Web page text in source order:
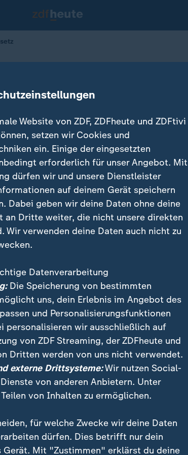
des Gleichbehandlungsgesetzes
ZDFheute Update
Website von ZDF, ZDFheute und ZDFtivi
setzen wir Cookies und
ein. Einige der eingesetzten
erforderlich für unser Angebot. Mit
dürfen wir und unsere Dienstleister
auf deinem Gerät speichern
Dabei geben wir deine Daten ohne deine
an Dritte weiter, die nicht unsere direkten
Wir verwenden deine Daten auch nicht zu
Datenverarbeitung
Die Speicherung von bestimmten
uns, dein Erlebnis im Angebot des
und Personalisierungsfunktionen
personalisieren wir ausschließlich auf
von ZDF Streaming, der ZDFheute und
Dritten werden von uns nicht verwendet.
externe Drittsysteme:Wir nutzen Social-
von anderen Anbietern. Unter
von Inhalten zu ermöglichen.
für welche Zwecke wir deine Daten
dürfen. Dies betrifft nur dein
Gerät. Mit "Zustimmen" erklärst du deine